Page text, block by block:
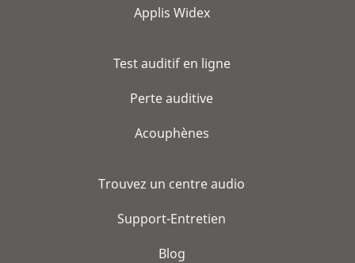
Applis Widex
Test auditif en ligne
Perte auditive
Acouphènes
Trouvez un centre audio
Support-Entretien
Blog